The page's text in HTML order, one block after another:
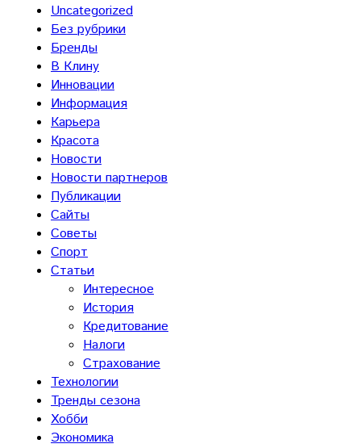
Uncategorized
Без рубрики
Бренды
В Клину
Инновации
Информация
Карьера
Красота
Новости
Новости партнеров
Публикации
Сайты
Советы
Спорт
Статьи
Интересное
История
Кредитование
Налоги
Страхование
Технологии
Тренды сезона
Хобби
Экономика